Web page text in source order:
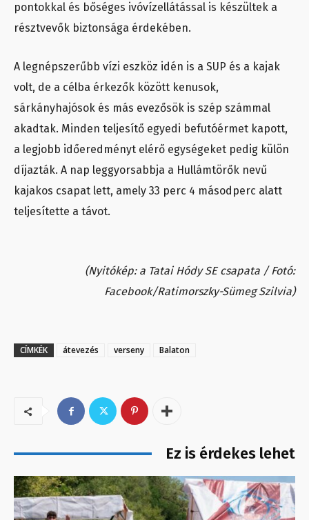
pontokkal és bőséges ivóvízellátással is készültek a
résztvevők biztonsága érdekében.
A legnépszerűbb vízi eszköz idén is a SUP és a kajak
volt, de a célba érkezők között kenusok,
sárkányhajósok és más evezősök is szép számmal
akadtak. Minden teljesítő egyedi befutóérmet kapott,
a legjobb időeredményt elérő egységeket pedig külön
díjazták. A nap leggyorsabbja a Hullámtörők nevű
kajakos csapat lett, amely 33 perc 4 másodperc alatt
teljesítette a távot.
(Nyitókép: a Tatai Hódy SE csapata / Fotó:
Facebook/Ratimorszky-Sümeg Szilvia)
CÍMKÉK átevezés verseny Balaton
Ez is érdekes lehet